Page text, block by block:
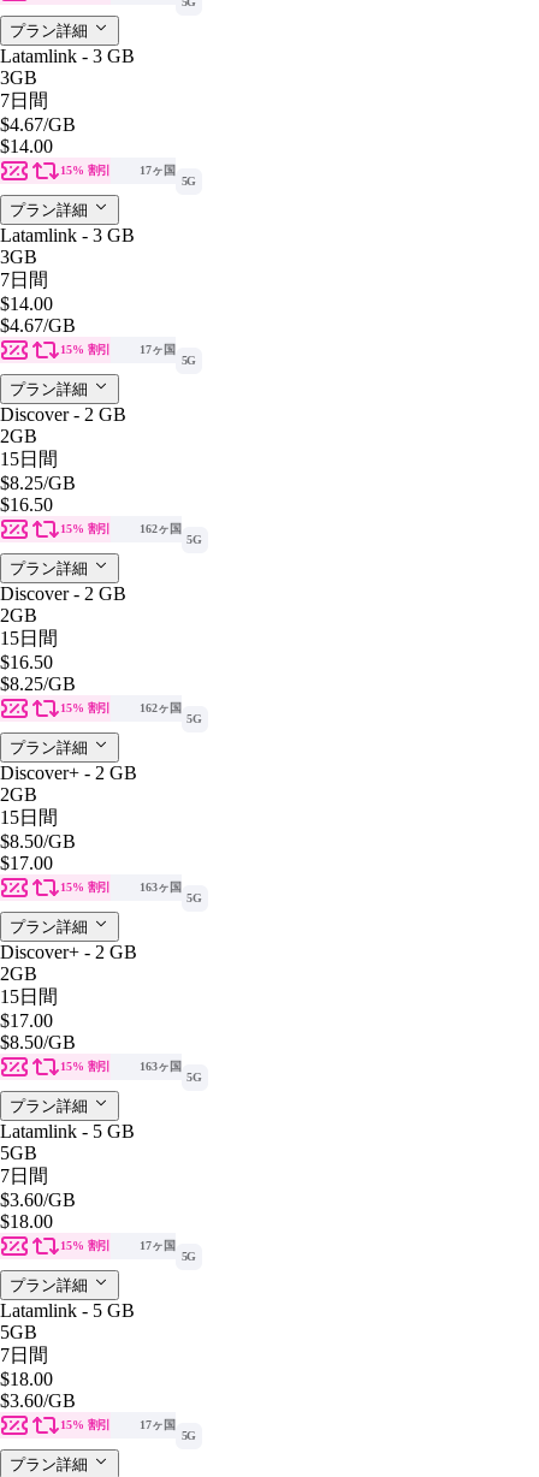
プラン詳細
Latamlink - 3 GB
3GB
7日間
$4.67/GB
$14.00
15% 割引
17ヶ国
5G
プラン詳細
Latamlink - 3 GB
3GB
7日間
$14.00
$4.67/GB
15% 割引
17ヶ国
5G
プラン詳細
Discover - 2 GB
2GB
15日間
$8.25/GB
$16.50
15% 割引
162ヶ国
5G
プラン詳細
Discover - 2 GB
2GB
15日間
$16.50
$8.25/GB
15% 割引
162ヶ国
5G
プラン詳細
Discover+ - 2 GB
2GB
15日間
$8.50/GB
$17.00
15% 割引
163ヶ国
5G
プラン詳細
Discover+ - 2 GB
2GB
15日間
$17.00
$8.50/GB
15% 割引
163ヶ国
5G
プラン詳細
Latamlink - 5 GB
5GB
7日間
$3.60/GB
$18.00
15% 割引
17ヶ国
5G
プラン詳細
Latamlink - 5 GB
5GB
7日間
$18.00
$3.60/GB
15% 割引
17ヶ国
5G
プラン詳細